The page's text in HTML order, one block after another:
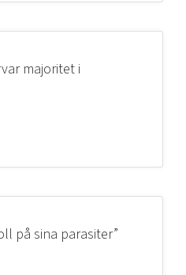
majoritet i
på sina parasiter”